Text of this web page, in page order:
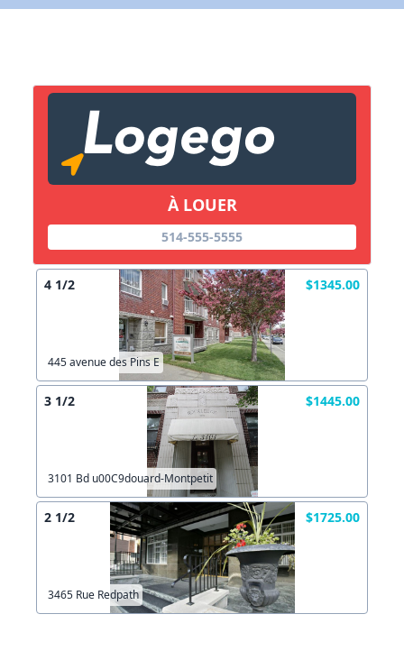
À LOUER
514-555-5555
4 1/2 $1345.00
445 avenue des Pins E
3 1/2 $1445.00
3101 Bd u00C9douard-Montpetit
2 1/2 $1725.00
3465 Rue Redpath
X Fermer Envoyez
Copier lien
X Fermer